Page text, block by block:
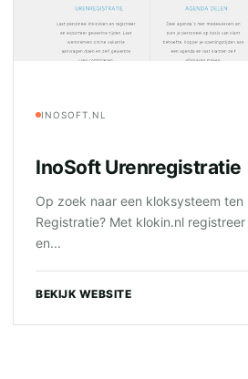
INOSOFT.NL
InoSoft Urenregistratie
Op zoek naar een kloksysteem ten
Registratie? Met klokin.nl
en...
BEKIJK WEBSITE